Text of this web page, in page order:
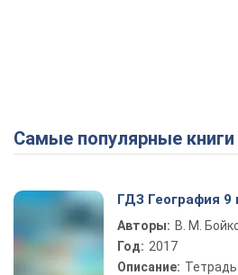
Самые популярные книги
ГДЗ География 9
Авторы: В. М.
Год: 2017
Описание: